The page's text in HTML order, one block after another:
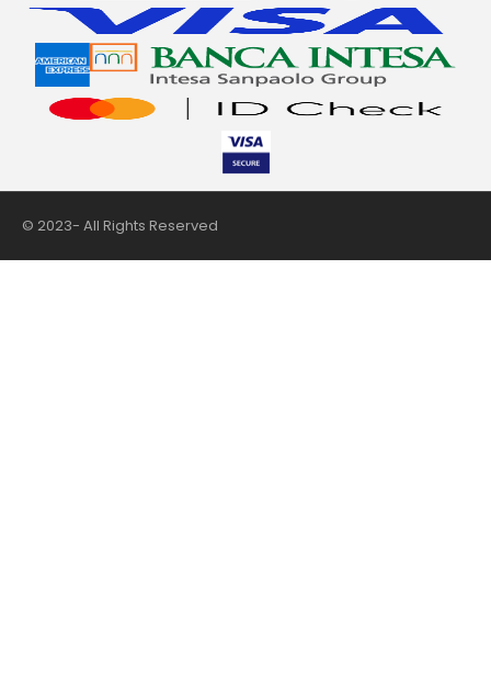
© 2023- All Rights Reserved